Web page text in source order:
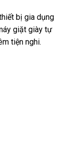
bị gia dụng
giặt giày tự
tiện nghi.